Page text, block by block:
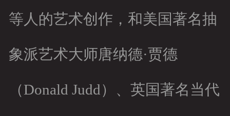
等人的艺术创作，和美国著名抽
象派艺术大师唐纳德·贾德
（Donald Judd）、英国著名当代